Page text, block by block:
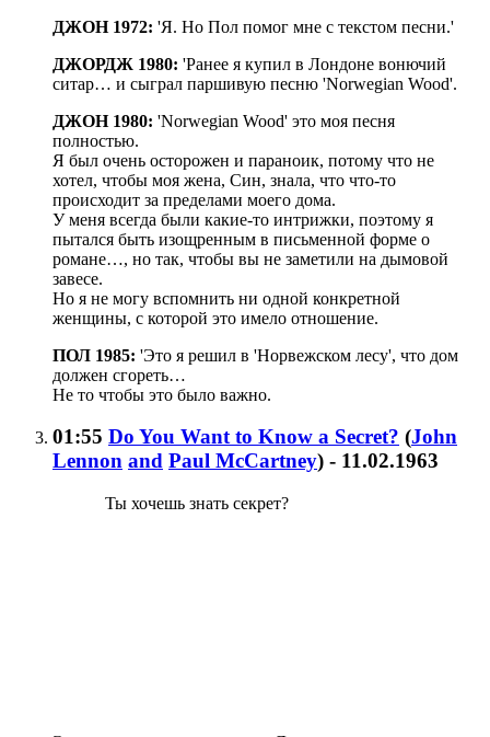
ДЖОН 1972: 'Я. Но Пол помог мне с текстом песни.'
ДЖОРДЖ 1980: 'Ранее я купил в Лондоне вонючий
ситар… и сыграл паршивую песню 'Norwegian Wood'.
ДЖОН 1980: 'Norwegian Wood' это моя песня
полностью.
Я был очень осторожен и параноик, потому что не
хотел, чтобы моя жена, Син, знала, что что-то
происходит за пределами моего дома.
У меня всегда были какие-то интрижки, поэтому я
пытался быть изощренным в письменной форме о
романе…, но так, чтобы вы не заметили на дымовой
завесе.
Но я не могу вспомнить ни одной конкретной
женщины, с которой это имело отношение.
ПОЛ 1985: 'Это я решил в 'Норвежском лесу', что дом
должен сгореть…
Не то чтобы это было важно.
01:55 Do You Want to Know a Secret? (John
Lennon and Paul McCartney) - 11.02.1963
Ты хочешь знать секрет?